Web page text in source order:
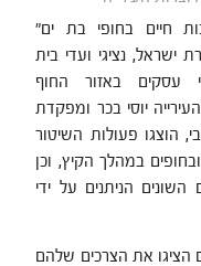
חיים בחופי בת ים"
ישראל, נציגי ועדי בית
עסקים באזור החוף
יוסי בכר ומפקדת
הוצגו פעולות השיטור
במהלך הקיץ, וכן
הניתנים על ידי
הציגו את הצרכים שלהם